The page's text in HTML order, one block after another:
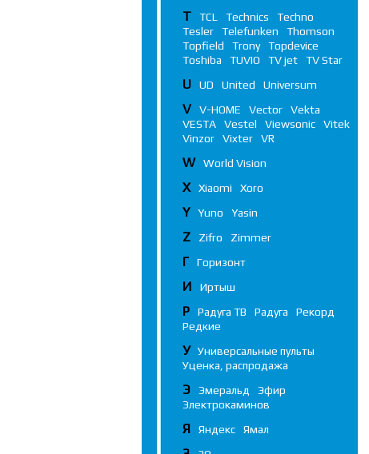
T TCL Technics
Techno
Tesler
Telefunken
Thomson
Topfield
Trony
Topdevice
Toshiba
TUVIO TV jet TV Star
U UD United Universum
V V-HOME Vector
Vekta
VESTA
Vestel Viewsonic
Vitek
Vinzor
Vixter VR
W World Vision
X Xiaomi Xoro
Y Yuno Yasin
Z Zifro Zimmer
Г Горизонт
И Иртыш
Р Радуга ТВ Радуга
Рекорд
Редкие
У
Универсальные пульты
Уценка, распродажа
Э Эмеральд
Эфир
Электрокаминов
Я Яндекс Ямал